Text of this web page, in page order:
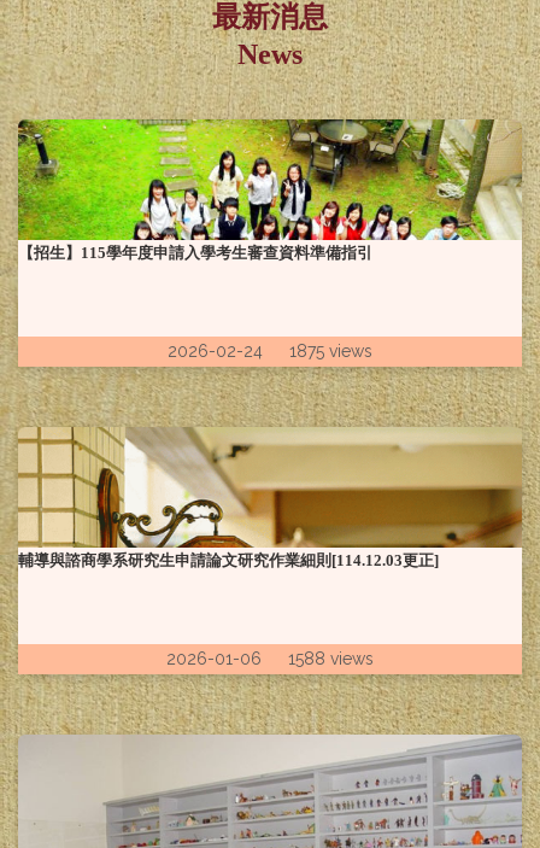
最新消息
News
【招生】115學年度申請入學考生審查資料準備指引
2026-02-24 1875 views
輔導與諮商學系研究生申請論文研究作業細則[114.12.03更正]
2026-01-06 1588 views